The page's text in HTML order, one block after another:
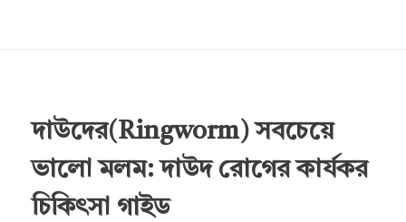
দাউদের(Ringworm) সবচেয়ে
ভালো মলম: দাউদ রোগের কার্যকর
চিকিৎসা গাইড